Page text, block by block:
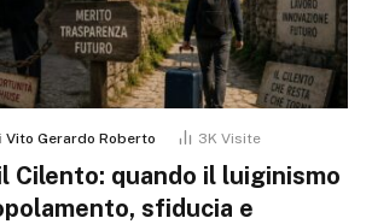
Vito Gerardo Roberto 3K Visite
Cilento: quando il luiginismo
sfiducia e